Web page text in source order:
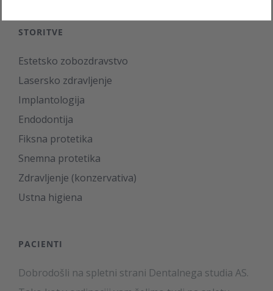
STORITVE
Estetsko zobozdravstvo
Lasersko zdravljenje
Implantologija
Endodontija
Fiksna protetika
Snemna protetika
Zdravljenje (konzervativa)
Ustna higiena
PACIENTI
Dobrodošli na spletni strani Dentalnega studia AS.